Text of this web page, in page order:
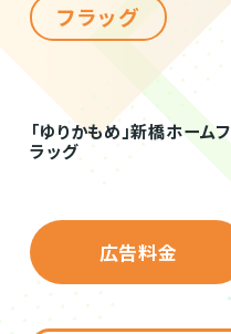
フラッグ
「ゆりかもめ」新橋ホームフ
ラッグ
広告料金